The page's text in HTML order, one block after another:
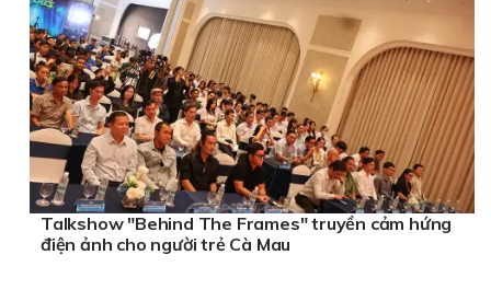
Talkshow "Behind The Frames" truyền cảm hứng
điện ảnh cho người trẻ Cà Mau